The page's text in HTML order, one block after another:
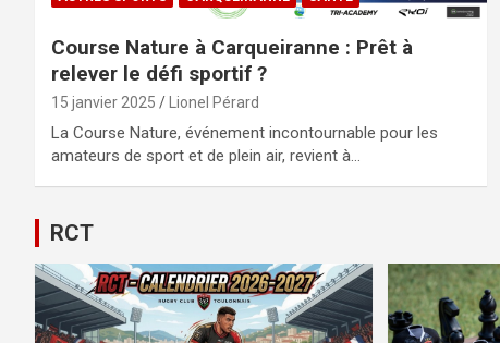
Course Nature à Carqueiranne : Prêt à
relever le défi sportif ?
15 janvier 2025 Lionel Pérard
La Course Nature, événement incontournable pour les
amateurs de sport et de plein air, revient à…
RCT